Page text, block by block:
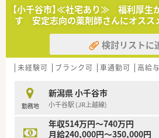
【小千谷市】≪社宅あり≫ 福利厚生
す 安定志向の薬剤師さんにオスス
検討リストに
未経験可 ブランク可 車通勤可 高給
勤務地
新潟県 小千谷市
小千谷駅 (JR上越線)
年収514万円～740万円
月給240,000円～350,000円